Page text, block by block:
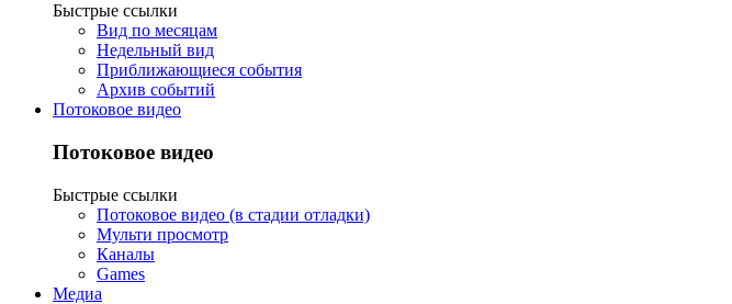
Быстрые ссылки
Вид по месяцам
Недельный вид
Приближающиеся события
Архив событий
Потоковое видео
Потоковое видео
Быстрые ссылки
Потоковое видео (в стадии отладки)
Мульти просмотр
Каналы
Games
Медиа